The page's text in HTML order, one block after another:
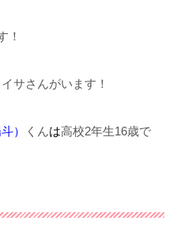
！
サさんがいます！
） くんは高校2年生16歳で